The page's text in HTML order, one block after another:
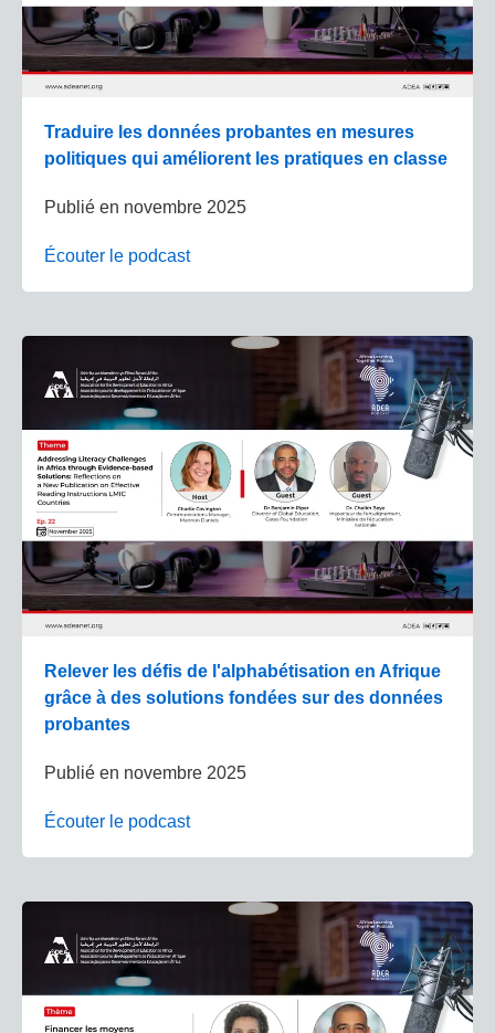
Traduire les données probantes en mesures
politiques qui améliorent les pratiques en classe
Publié en novembre 2025
Écouter le podcast
Relever les défis de l'alphabétisation en Afrique
grâce à des solutions fondées sur des données
probantes
Publié en novembre 2025
Écouter le podcast